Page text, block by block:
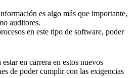
es algo más que importante,
auditores.
en este tipo de software, poder
en carrera en estos nuevos
de poder cumplir con las exigencias